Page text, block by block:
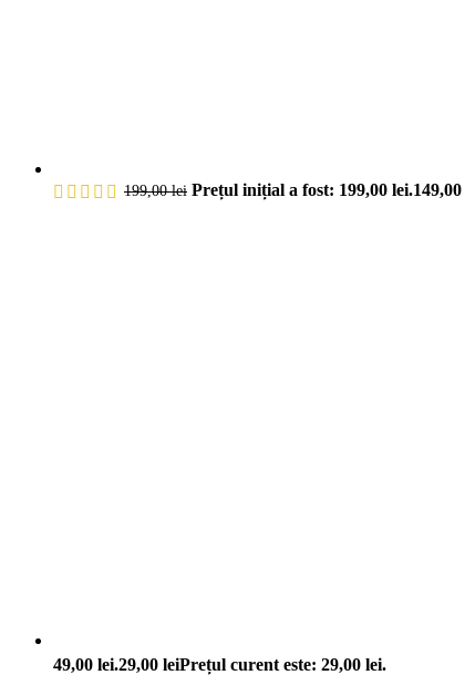
199,00lei Prețul inițial a fost: 199,00 lei.149,00
49,00 lei.29,00 leiPrețul curent este: 29,00 lei.